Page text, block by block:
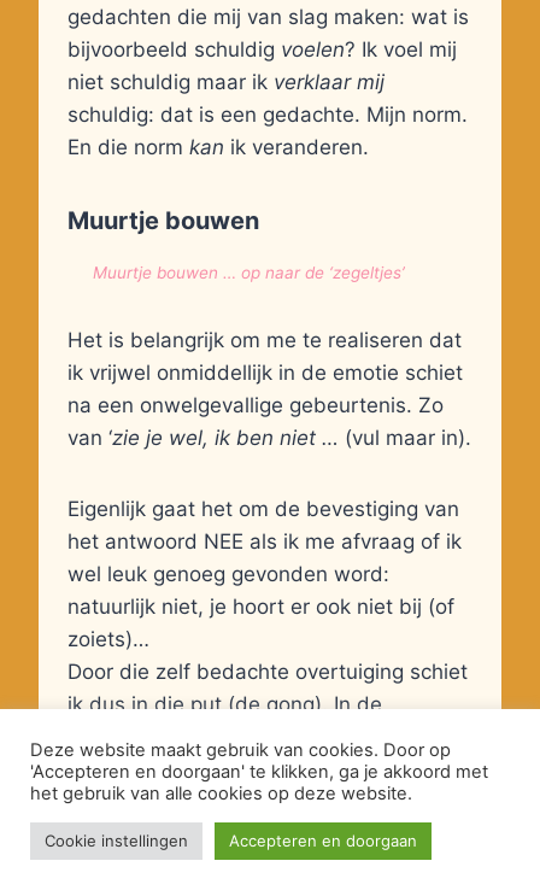
gedachten die mij van slag maken: wat is
bijvoorbeeld schuldig voelen? Ik voel mij
niet schuldig maar ik verklaar mij
schuldig: dat is een gedachte. Mijn norm.
En die norm kan ik veranderen.
Muurtje bouwen
Muurtje bouwen … op naar de ‘zegeltjes’
Het is belangrijk om me te realiseren dat
ik vrijwel onmiddellijk in de emotie schiet
na een onwelgevallige gebeurtenis. Zo
van ‘zie je wel, ik ben niet … (vul maar in).
Eigenlijk gaat het om de bevestiging van
het antwoord NEE als ik me afvraag of ik
wel leuk genoeg gevonden word:
natuurlijk niet, je hoort er ook niet bij (of
zoiets)…
Door die zelf bedachte overtuiging schiet
ik dus in die put (de gong). In de
psychologie noemen ze dit ‘self fulfilling
prophecy’. Ik zoek naar een bevestiging
dat ik NIET leuk gevonden word en zeg
dan, zie je wel?
Deze website maakt gebruik van cookies. Door op
'Accepteren en doorgaan' te klikken, ga je akkoord met
het gebruik van alle cookies op deze website.
Cookie instellingen Accepteren en doorgaan